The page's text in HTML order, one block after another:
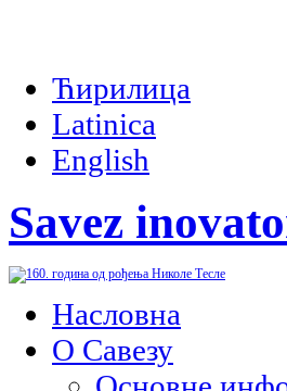
Ћирилица
Latinica
English
Savez
Насловна
О Савезу